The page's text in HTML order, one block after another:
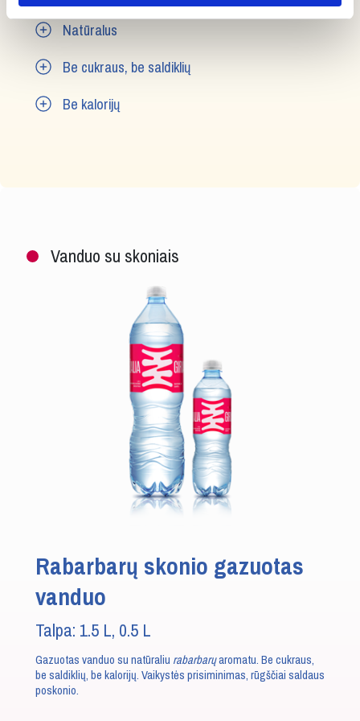
Natūralus
Be cukraus, be saldiklių
Be kalorijų
Vanduo su skoniais
Rabarbarų skonio gazuotas
vanduo
Talpa: 1.5 L, 0.5 L
Gazuotas vanduo su natūraliurabarbarųaromatu. Be cukraus,
be saldiklių, be kalorijų. Vaikystės prisiminimas, rūgščiai saldaus
poskonio.